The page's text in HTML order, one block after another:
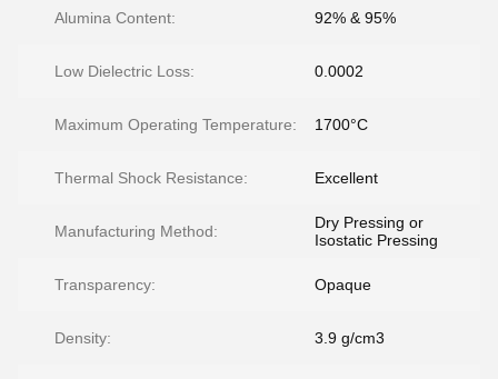
Alumina Content: 92% & 95%
Low Dielectric Loss: 0.0002
Maximum Operating Temperature: 1700°C
Thermal Shock Resistance: Excellent
Manufacturing Method:
Dry Pressing or
Isostatic Pressing
Transparency: Opaque
Density: 3.9 g/cm3